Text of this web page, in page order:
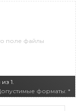
поле файлы
1.
форматы: *